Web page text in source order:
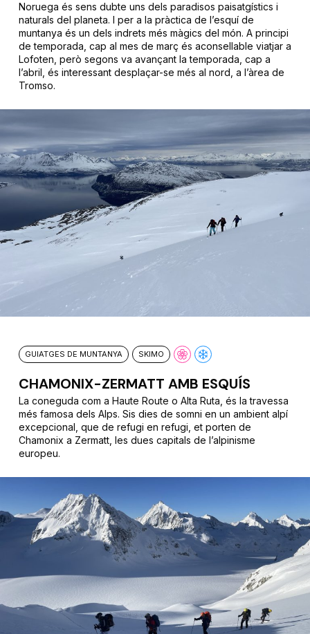
Noruega és sens dubte uns dels paradisos paisatgístics i
naturals del planeta. I per a la pràctica de l’esquí de
muntanya és un dels indrets més màgics del món. A principi
de temporada, cap al mes de març és aconsellable viatjar a
Lofoten, però segons va avançant la temporada, cap a
l’abril, és interessant desplaçar-se més al nord, a l’àrea de
Tromso.
GUIATGES DE MUNTANYA SKIMO
CHAMONIX-ZERMATT AMB ESQUÍS
La coneguda com a Haute Route o Alta Ruta, és la travessa
més famosa dels Alps. Sis dies de somni en un ambient alpí
excepcional, que de refugi en refugi, et porten de
Chamonix a Zermatt, les dues capitals de l’alpinisme
europeu.